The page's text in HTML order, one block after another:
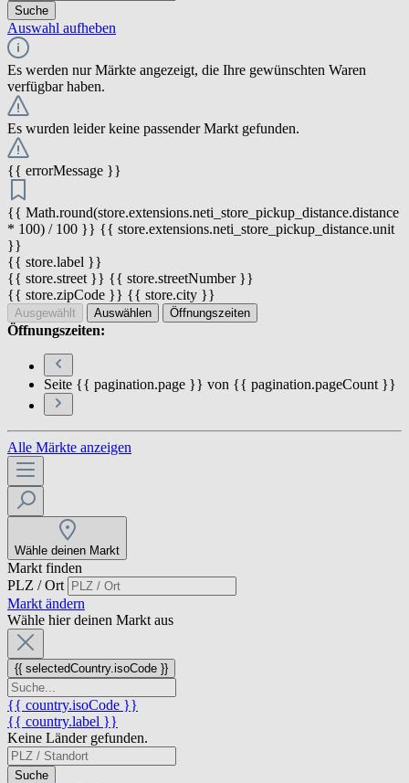
Suche
Auswahl aufheben
Es werden nur Märkte angezeigt, die Ihre gewünschten Waren
verfügbar haben.
Es wurden leider keine passender Markt gefunden.
{{ errorMessage }}
{{ Math.round(store.extensions.neti_store_pickup_distance.distance
* 100) / 100 }} {{ store.extensions.neti_store_pickup_distance.unit
}}
{{ store.label }}
{{ store.street }} {{ store.streetNumber }}
{{ store.zipCode }} {{ store.city }}
Ausgewählt Auswählen Öffnungszeiten
Öffnungszeiten:
Seite {{ pagination.page }} von {{ pagination.pageCount }}
Alle Märkte anzeigen
Wähle deinen Markt
Markt finden
PLZ / Ort
Markt ändern
Wähle hier deinen Markt aus
{{ selectedCountry.isoCode }}
{{ country.isoCode }}
{{ country.label }}
Keine Länder gefunden.
Suche